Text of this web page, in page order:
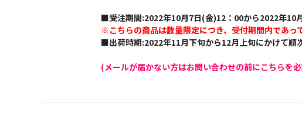
■受注期間:2022年10月7日(金)12：00から2022年10
※こちらの商品は数量限定につき、受付期間内であっ
■出荷時期:2022年11月下旬から12月上旬にかけて順
(メールが届かない方はお問い合わせの前にこちらを